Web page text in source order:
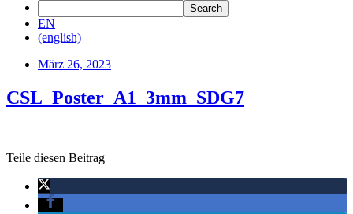
EN
(english)
März 26, 2023
CSL_Poster_A1_3mm_SDG7
Teile diesen Beitrag